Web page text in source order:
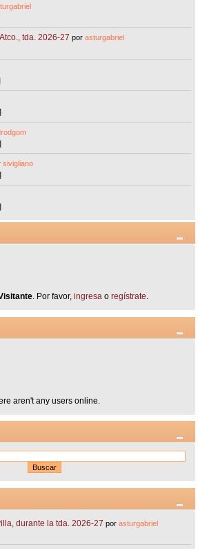
tda. 2026-27 porasturgabriel
sivigliano
. Por favor, ingresa o regístrate
aren't any users online.
durante la tda. 2026-27 porasturgabriel